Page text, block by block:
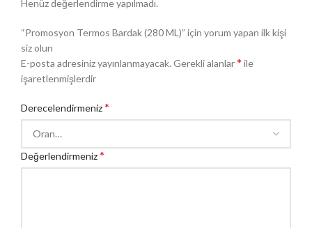
Henüz değerlendirme yapılmadı.
“Promosyon Termos Bardak (280 ML)” için yorum yapan ilk kişi
siz olun
E-posta adresiniz yayınlanmayacak.Gerekli alanlar* ile
işaretlenmişlerdir
Derecelendirmeniz*
Değerlendirmeniz*